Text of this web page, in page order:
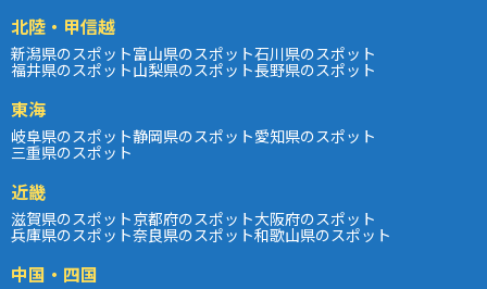
北陸・甲信越
新潟県のスポット富山県のスポット石川県のスポット
福井県のスポット山梨県のスポット長野県のスポット
東海
岐阜県のスポット静岡県のスポット愛知県のスポット
三重県のスポット
近畿
滋賀県のスポット京都府のスポット大阪府のスポット
兵庫県のスポット奈良県のスポット和歌山県のスポット
中国・四国